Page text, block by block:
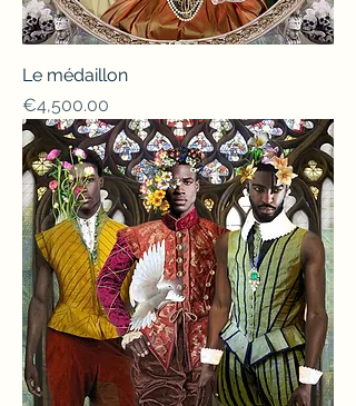
Le médaillon
Price
€4,500.00